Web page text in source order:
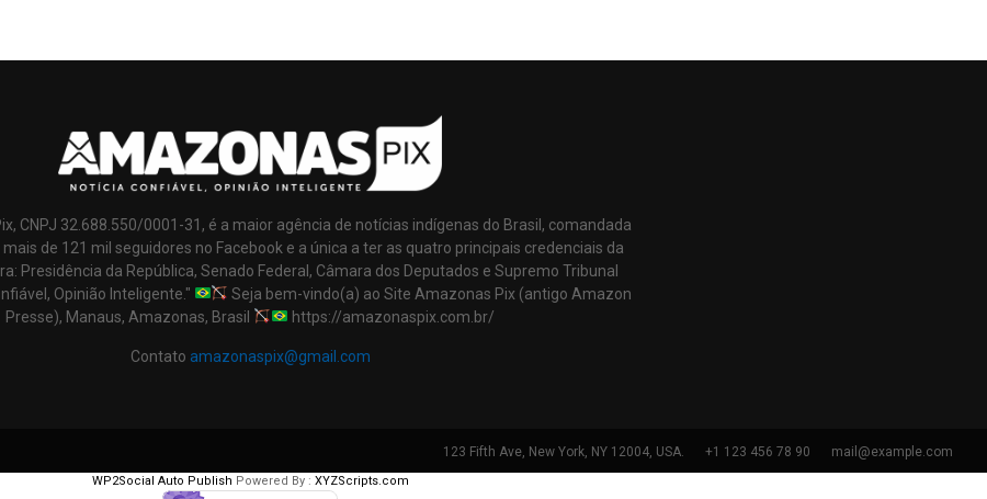
CNPJ 32.688.550/0001-31, é a maior agência de notícias indígenas do Brasil, comandada
de 121 mil seguidores no Facebook e a única a ter as quatro principais credenciais da
Presidência da República, Senado Federal, Câmara dos Deputados e Supremo Tribunal
Opinião Inteligente."
Seja bem-vindo(a) ao Site Amazonas Pix (antigo Amazon
Presse), Manaus, Amazonas, Brasil
https://amazonaspix.com.br/
Contato amazonaspix@gmail.com
123 Fifth Ave, New York, NY 12004, USA. +1 123 456 78 90 mail@example.com
WP2Social Auto Publish Powered By : XYZScripts.com